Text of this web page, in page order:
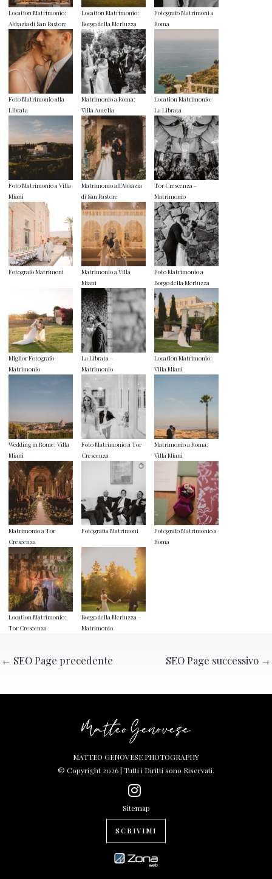
Location Matrimonio:
Abbazia di San Pastore
Location Matrimonio:
Borgo della Merluzza
Fotografo Matrimoni a
Roma
Foto Matrimonio alla
Librata
Matrimonio a Roma:
Villa Aurelia
Location Matrimonio:
La Librata
Foto Matrimonio a Villa
Miani
Matrimonio all’Abbazia
di San Pastore
Tor Crescenza –
Matrimonio
Fotografo Matrimoni
Matrimonio a Villa
Miani
Foto Matrimonio a
Borgo della Merluzza
Miglior Fotografo
Matrimonio
La Librata –
Matrimonio
Location Matrimonio:
Villa Miani
Wedding in Rome: Villa
Miani
Foto Matrimonio a Tor
Crescenza
Matrimonio a Roma:
Villa Miani
Matrimonio a Tor
Crescenza
Fotografia Matrimoni
Fotografo Matrimonio a
Roma
Location Matrimonio:
Tor Crescenza
Borgo della Merluzza –
Matrimonio
← SEO Page precedente SEO Page successivo →
MATTEO GENOVESE PHOTOGRAPHY
© Copyright 2026 | Tutti i Diritti sono Riservati.
Sitemap
SCRIVIMI